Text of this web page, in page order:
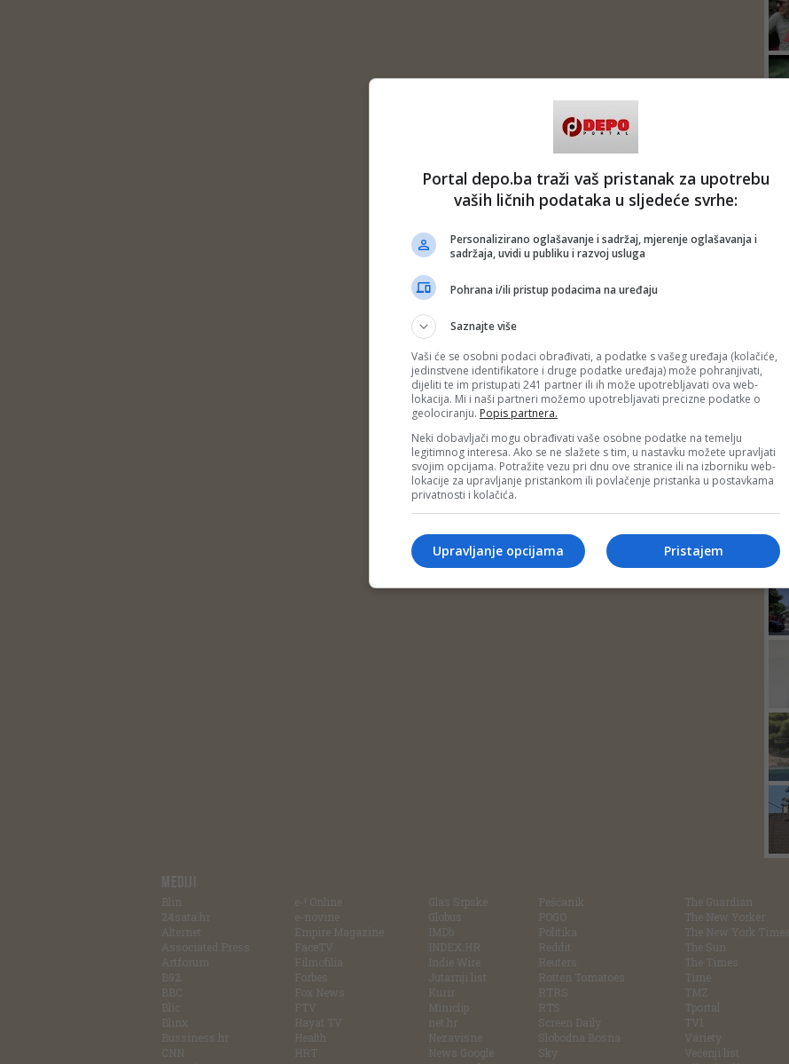
24
MEDIJI
Blin
24sata.hr
Alternet
Associated Press
Artforum
B92
BBC
Blic
Blinx
Bussiness.hr
CNN
e-! Online
e-novine
Empire Magazine
FaceTV
Filmofilia
Forbes
Fox News
FTV
Hayat TV
Health
HRT
Glas Srpske
Globus
IMDb
INDEX.HR
Indie Wire
Jutarnji list
Kurir
Miniclip
net.hr
Nezavisne
News Google
Pešćanik
POGO
Politika
Reddit
Reuters
Rotten Tomatoes
RTRS
RTS
Screen Daily
Slobodna Bosna
Sky
The Guardian
The New Yorker
The New York Times
The Sun
The Times
Time
TMZ
Tportal
TV1
Variety
Večenji list
Portal depo.ba traži vaš pristanak za upotrebu
vaših ličnih podataka u sljedeće svrhe:
Personalizirano oglašavanje i sadržaj, mjerenje oglašavanja i
sadržaja, uvidi u publiku i razvoj usluga
Pohrana i/ili pristup podacima na uređaju
Saznajte više
Vaši će se osobni podaci obrađivati, a podatke s vašeg uređaja (kolačiće,
jedinstvene identifikatore i druge podatke uređaja) može pohranjivati,
dijeliti te im pristupati 241 partner ili ih može upotrebljavati ova web-
lokacija. Mi i naši partneri možemo upotrebljavati precizne podatke o
geolociranju. Popis partnera.
Neki dobavljači mogu obrađivati vaše osobne podatke na temelju
legitimnog interesa. Ako se ne slažete s tim, u nastavku možete upravljati
svojim opcijama. Potražite vezu pri dnu ove stranice ili na izborniku web-
lokacije za upravljanje pristankom ili povlačenje pristanka u postavkama
privatnosti i kolačića.
Pristajem
Upravljanje opcijama